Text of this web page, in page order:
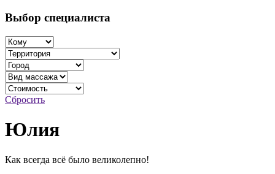
Выбор специалиста
Сбросить
Юлия
Как всегда всё было великолепно!